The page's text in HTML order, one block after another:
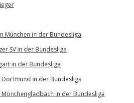
München in der Bundesliga
SV in der Bundesliga
in der Bundesliga
in der Bundesliga
in der Bundesliga